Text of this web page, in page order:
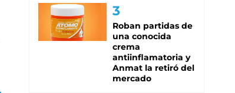
Roban partidas de
una conocida
crema
antiinflamatoria y
Anmat la retiró del
mercado